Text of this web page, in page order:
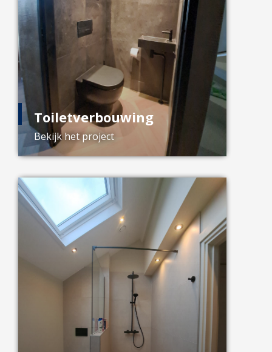
Toiletverbouwing
Bekijk het project